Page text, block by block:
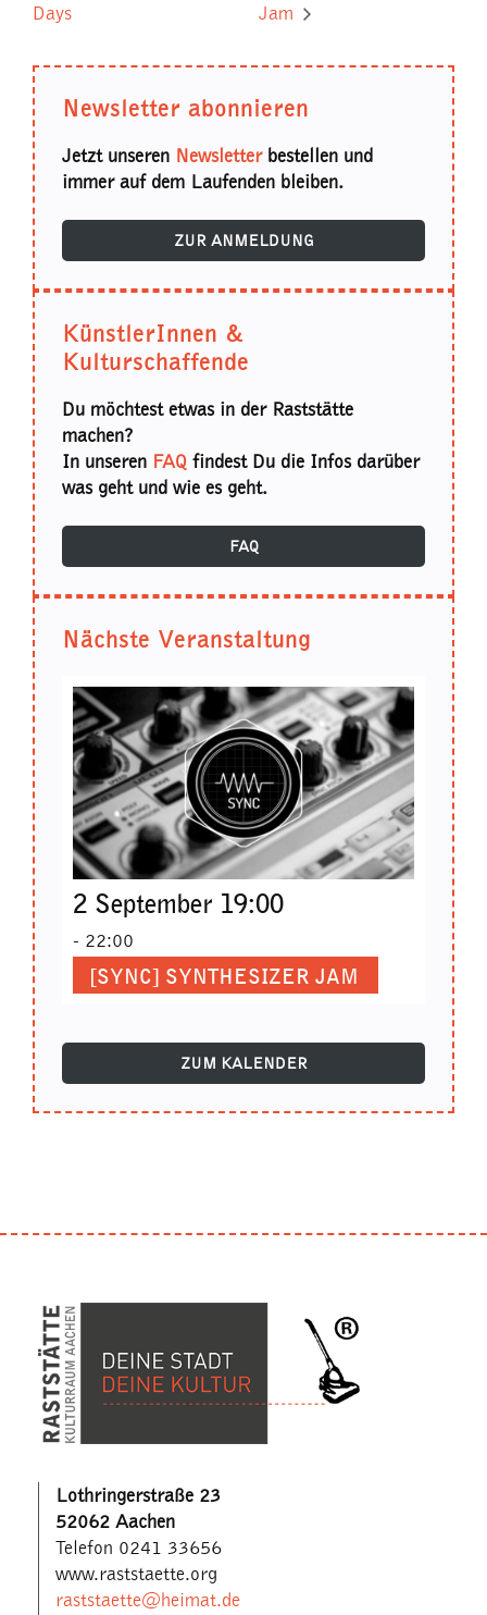
Days
Jam
Newsletter abonnieren
Jetzt unseren Newsletterbestellen und
immer auf dem Laufenden bleiben.
ZUR ANMELDUNG
KünstlerInnen &
Kulturschaffende
Du möchtest etwas in der Raststätte
machen?
In unseren FAQ findest Du die Infos darüber
was geht und wie es geht.
FAQ
Nächste Veranstaltung
2 September 19:00
- 22:00
[SYNC] SYNTHESIZER JAM
ZUM KALENDER
Lothringerstraße 23
52062 Aachen
Telefon 0241 33656
www.raststaette.org
raststaette@heimat.de